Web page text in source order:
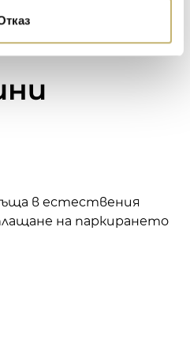
в естествения
на паркирането